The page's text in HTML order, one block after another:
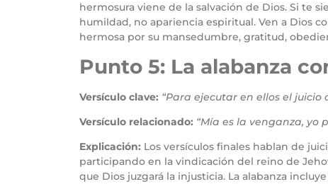
hermosura viene de la salvación de Dios. Si te
humildad, no apariencia espiritual. Ven a Dios
hermosa por su mansedumbre, gratitud,
Punto 5: La alabanza
Versículo clave: “Para ejecutar en ellos el juicio
Versículo relacionado: “Mía es la venganza, yo
Explicación: Los versículos finales hablan de
participando en la vindicación del reino de
que Dios juzgará la injusticia. La alabanza